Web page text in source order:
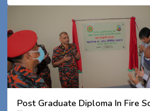
Post Graduate Diploma In Fire